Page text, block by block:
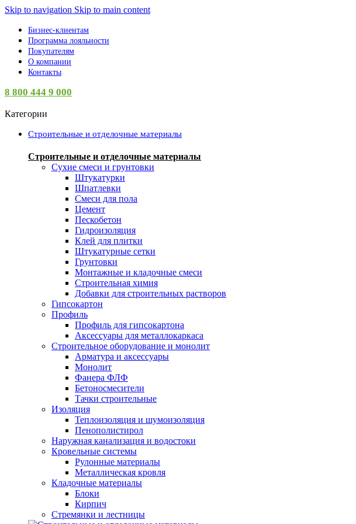
Skip to navigation Skip to main content
Бизнес-клиентам
Программа лояльности
Покупателям
О компании
Контакты
8 800 444 9 000
Категории
Строительные и отделочные материалы
Строительные и отделочные материалы
Сухие смеси и грунтовки
Штукатурки
Шпатлевки
Смеси для пола
Цемент
Пескобетон
Гидроизоляция
Клей для плитки
Штукатурные сетки
Грунтовки
Монтажные и кладочные смеси
Строительная химия
Добавки для строительных растворов
Гипсокартон
Профиль
Профиль для гипсокартона
Аксессуары для металлокаркаса
Строительное оборудование и монолит
Арматура и аксессуары
Монолит
Фанера ФЛФ
Бетоносмесители
Тачки строительные
Изоляция
Теплоизоляция и шумоизоляция
Пенополистирол
Наружная канализация и водостоки
Кровельные системы
Рулонные материалы
Металлическая кровля
Кладочные материалы
Блоки
Кирпич
Стремянки и лестницы